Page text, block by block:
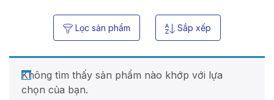
Lọc sản phẩm Sắp xếp
Không tìm thấy sản phẩm nào khớp với lựa
chọn của bạn.